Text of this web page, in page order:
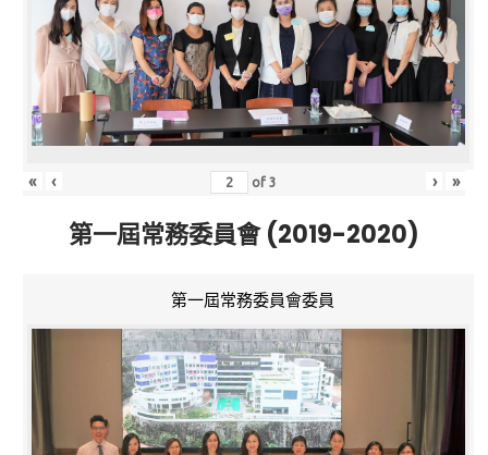
« ‹ of3 › »
第一屆常務委員會 (2019-2020)
第一屆常務委員會委員